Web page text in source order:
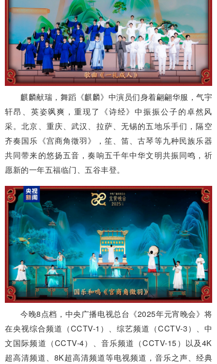
麒麟献瑞，舞蹈《麒麟》中演员们身着翩翩华服，气宇
轩昂、英姿飒爽，重现了《诗经》中振振公子的卓然风
采。北京、重庆、武汉、拉萨、无锡的五地乐手们，隔空
齐奏国乐《宫商角徵羽》，笙、笛、古琴等九种民族乐器
共同带来的悠扬五音，奏响五千年中华文明共振同鸣，祈
愿新的一年五福临门、五谷丰登。
今晚8点档，中央广播电视总台《2025年元宵晚会》将
在央视综合频道（CCTV-1）、综艺频道（CCTV-3）、中
文国际频道（CCTV-4）、音乐频道（CCTV-15）以及4K
超高清频道、8K超高清频道等电视频道，音乐之声、经典